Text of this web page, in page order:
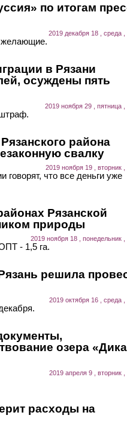
по итогам
2019 декабря 18 , среда ,
желающие.
в Рязани
осуждены пять
2019 ноября 29 , пятница ,
района
свалку
2019 ноября 19 , вторник ,
говорят, что все деньги уже
Рязанской
природы
2019 ноября 18 , понедельник ,
- 1,5 га.
решила
2019 октября 16 , среда ,
озера
2019 апреля 9 , вторник ,
расходы на